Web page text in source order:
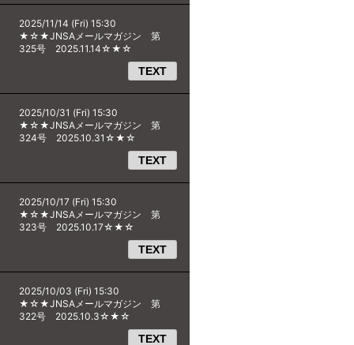
2025/11/14 (Fri) 15:30
★☆★JNSAメールマガジン 第
325号 2025.11.14☆★☆
TEXT
2025/10/31 (Fri) 15:30
★☆★JNSAメールマガジン 第
324号 2025.10.31☆★☆
TEXT
2025/10/17 (Fri) 15:30
★☆★JNSAメールマガジン 第
323号 2025.10.17☆★☆
TEXT
2025/10/03 (Fri) 15:30
★☆★JNSAメールマガジン 第
322号 2025.10.3☆★☆
TEXT